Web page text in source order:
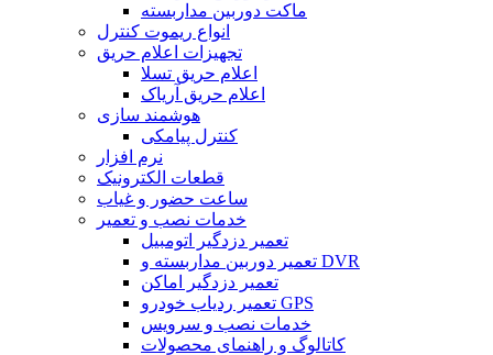
ماکت دوربین مداربسته
انواع ریموت کنترل
تجهیزات اعلام حریق
اعلام حریق تسلا
اعلام حریق آریاک
هوشمند سازی
کنترل پیامکی
نرم افزار
قطعات الکترونیک
ساعت حضور و غیاب
خدمات نصب و تعمیر
تعمیر دزدگیر اتومبیل
تعمیر دوربین مداربسته و DVR
تعمیر دزدگیر اماکن
تعمیر ردیاب خودرو GPS
خدمات نصب و سرویس
کاتالوگ و راهنمای محصولات